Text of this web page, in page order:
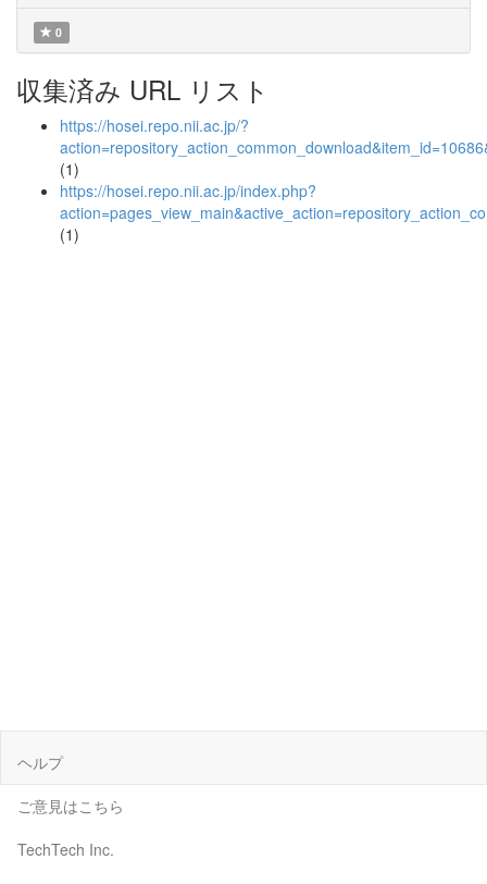
0
収集済み URL リスト
https://hosei.repo.nii.ac.jp/?
(1)
https://hosei.repo.nii.ac.jp/index.php?
(1)
ヘルプ
ご意見はこちら
TechTech Inc.